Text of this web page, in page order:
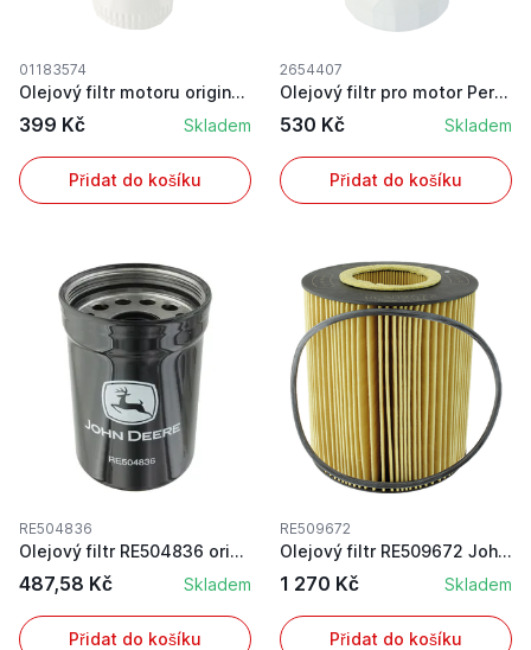
01183574
Olejový filtr motoru originál Deutz
399 Kč Skladem
Přidat do košíku
2654407
Olejový filtr pro motor Perkins originál
530 Kč Skladem
Přidat do košíku
RE504836
Olejový filtr RE504836 originál na traktor John...
487,58 Kč Skladem
Přidat do košíku
RE509672
Olejový filtr RE509672 John Deere
1 270 Kč Skladem
Přidat do košíku